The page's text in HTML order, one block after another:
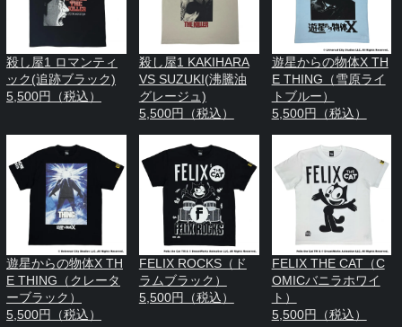
殺し屋1 ロマンティ
ック(追跡ブラック)
5,500円（税込）
殺し屋1 KAKIHARA
VS SUZUKI(沸騰油
グレージュ)
5,500円（税込）
遊星からの物体X TH
E THING（雪原ライ
トブルー）
5,500円（税込）
遊星からの物体X TH
E THING（クレータ
ーブラック）
5,500円（税込）
FELIX ROCKS（ド
ラムブラック）
5,500円（税込）
FELIX THE CAT（C
OMICバニラホワイ
ト）
5,500円（税込）